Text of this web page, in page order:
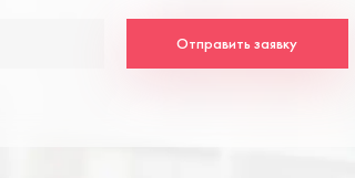
Отправить заявку